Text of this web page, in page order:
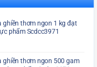
ghiền thơm ngon 1 kg đạt
phẩm Scdcc3971
ghiền thơm ngon 500 gam